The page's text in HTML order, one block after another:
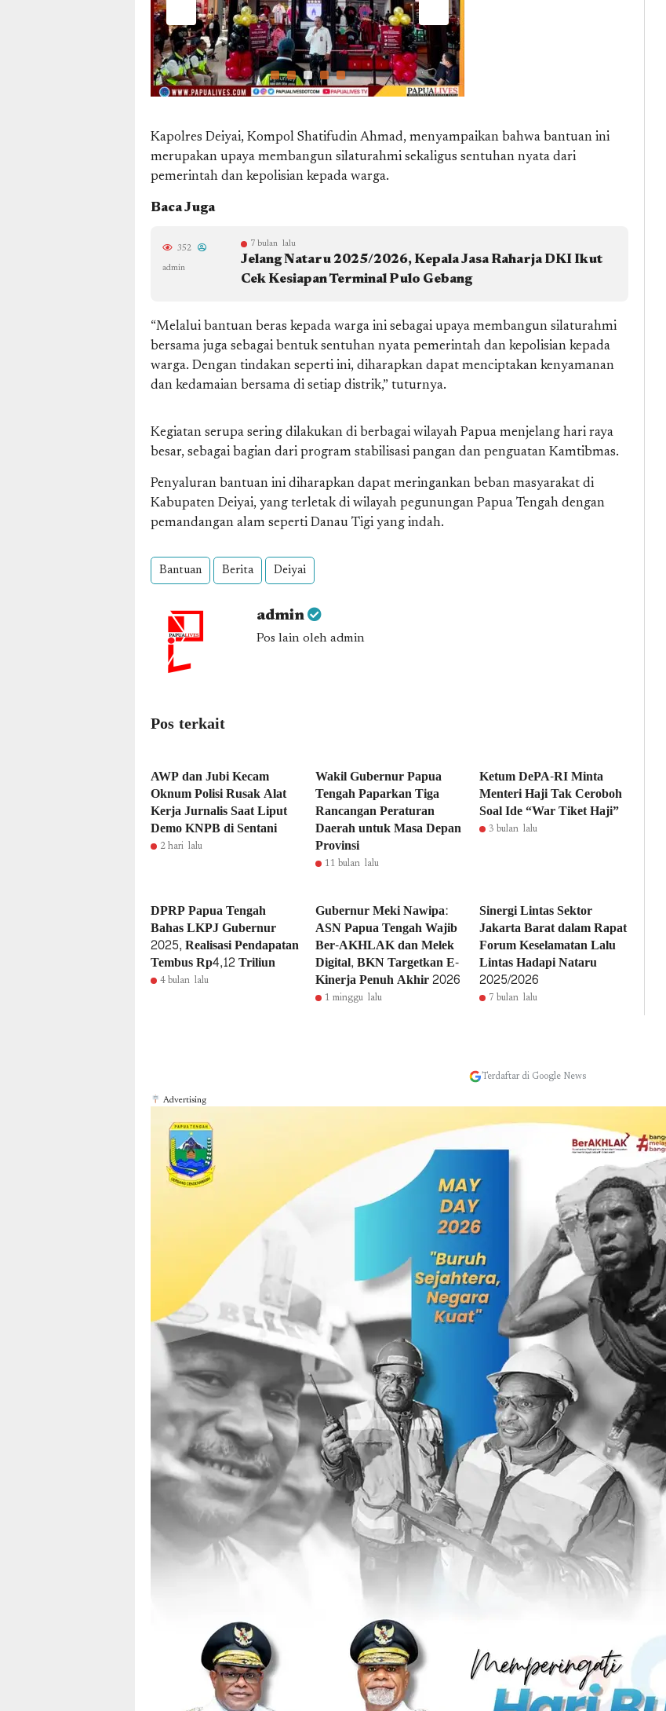
Persipura resmi di Bandara Sentani
Jayapura
Kapolres Deiyai, Kompol Shatifudin Ahmad, menyampaikan bahwa bantuan ini
merupakan upaya membangun silaturahmi sekaligus sentuhan nyata dari
pemerintah dan kepolisian kepada warga.
Baca Juga
7 bulan lalu
Jelang Nataru 2025/2026, Kepala Jasa Raharja DKI Ikut
Cek Kesiapan Terminal Pulo Gebang
352
admin
“Melalui bantuan beras kepada warga ini sebagai upaya membangun silaturahmi
bersama juga sebagai bentuk sentuhan nyata pemerintah dan kepolisian kepada
warga. Dengan tindakan seperti ini, diharapkan dapat menciptakan kenyamanan
dan kedamaian bersama di setiap distrik,” tuturnya.
Kegiatan serupa sering dilakukan di berbagai wilayah Papua menjelang hari raya
besar, sebagai bagian dari program stabilisasi pangan dan penguatan Kamtibmas.
Penyaluran bantuan ini diharapkan dapat meringankan beban masyarakat di
Kabupaten Deiyai, yang terletak di wilayah pegunungan Papua Tengah dengan
pemandangan alam seperti Danau Tigi yang indah.
Bantuan Berita Deiyai
admin
Pos lain oleh admin
Pos terkait
AWP dan Jubi Kecam
Oknum Polisi Rusak Alat
Kerja Jurnalis Saat Liput
Demo KNPB di Sentani
2 hari lalu
Wakil Gubernur Papua
Tengah Paparkan Tiga
Rancangan Peraturan
Daerah untuk Masa Depan
Provinsi
11 bulan lalu
Ketum DePA-RI Minta
Menteri Haji Tak Ceroboh
Soal Ide “War Tiket Haji”
3 bulan lalu
DPRP Papua Tengah
Bahas LKPJ Gubernur
2025, Realisasi Pendapatan
Tembus Rp4,12 Triliun
4 bulan lalu
Gubernur Meki Nawipa:
ASN Papua Tengah Wajib
Ber-AKHLAK dan Melek
Digital, BKN Targetkan E-
Kinerja Penuh Akhir 2026
1 minggu lalu
Sinergi Lintas Sektor
Jakarta Barat dalam Rapat
Forum Keselamatan Lalu
Lintas Hadapi Nataru
2025/2026
7 bulan lalu
Terdaftar di Google News
Advertising